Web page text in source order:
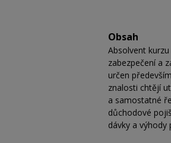
Obsah
Absolvent
zabezpečení a
určen
znalosti chtějí
a samostatné
důchodové
dávky a